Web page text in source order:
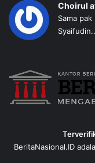
Choirul
Sama
BeritaNasional.ID